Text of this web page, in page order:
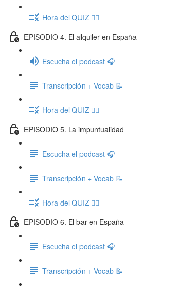
Hora del QUIZ ✍🏽
EPISODIO 4. El alquiler en España
Escucha el podcast 🎧
Transcripción + Vocab 📝
Hora del QUIZ ✍🏽
EPISODIO 5. La impuntualidad
Escucha el podcast 🎧
Transcripción + Vocab 📝
Hora del QUIZ ✍🏽
EPISODIO 6. El bar en España
Escucha el podcast 🎧
Transcripción + Vocab 📝